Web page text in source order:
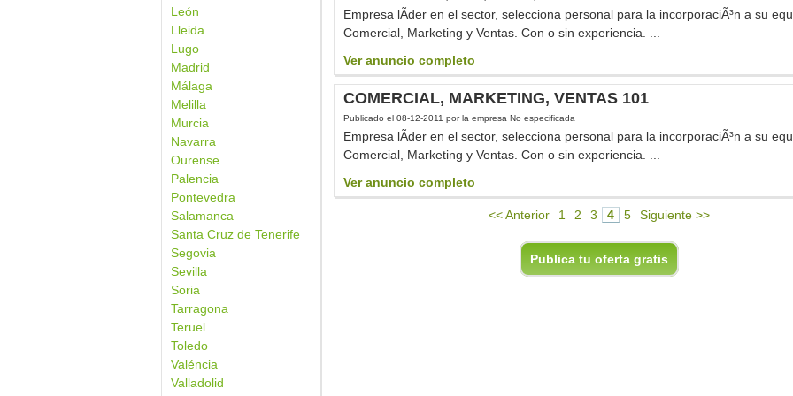
León
Lleida
Lugo
Madrid
Málaga
Melilla
Murcia
Navarra
Ourense
Palencia
Pontevedra
Salamanca
Santa Cruz de Tenerife
Segovia
Sevilla
Soria
Tarragona
Teruel
Toledo
Valéncia
Valladolid
Empresa lÃ­der en el sector, selecciona personal para la incorporaciÃ³n a su
Comercial, Marketing y Ventas. Con o sin experiencia. ...
Ver anuncio completo
COMERCIAL, MARKETING, VENTAS 101
Publicado el 08-12-2011 por la empresa No especificada
Empresa lÃ­der en el sector, selecciona personal para la incorporaciÃ³n a su
Comercial, Marketing y Ventas. Con o sin experiencia. ...
Ver anuncio completo
<< Anterior 1 2 3 4 5 Siguiente >>
Publica tu oferta gratis